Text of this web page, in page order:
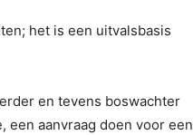
het is een uitvalsbasis
en tevens boswachter
een aanvraag doen voor een